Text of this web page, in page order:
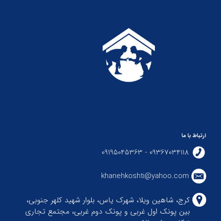
ارتباط با ما
09367034118 - 09195045363
khanehkoshti@yahoo.com
کرج، شاهین ویلا، شهرک یاس، بلوار شهید کلهر جنوبی،
بین پونک اول غربی و پونک دوم غربی، مجتمع تجاری